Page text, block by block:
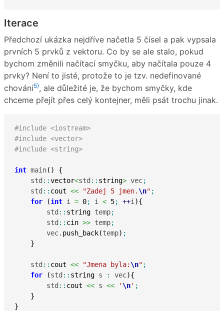
Iterace
Předchozí ukázka nejdříve načetla 5 čísel a pak vypsala
prvních 5 prvků z vektoru. Co by se ale stalo, pokud
bychom změnili načítací smyčku, aby načítala pouze 4
prvky? Není to jisté, protože to je tzv. nedefinované
chování5), ale důležité je, že bychom smyčky, kde
chceme přejít přes celý kontejner, měli psát trochu jinak.
#include <iostream>
#include <vector>
#include <string>
int main( )
{
    std
::vector<std :: string> vec;
    std
:: cout << "Zadej 5 jmen. \n" ;
for
(int i = 0; i < 5; ++i ){
        std
:: string temp;
        std
:: cin >> temp;
        vec.
push_back(temp) ;
}
    std
:: cout << "Jmena byla: \n" ;
for
(std :: string s : vec){
        std
:: cout << s << ' \n' ;
}
}